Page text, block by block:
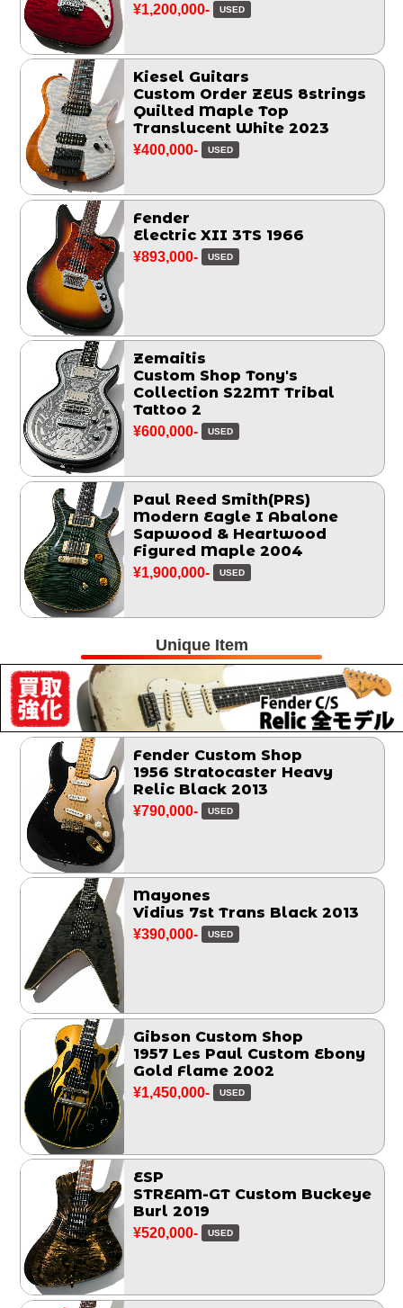
¥1,200,000- USED
Kiesel Guitars
Custom Order ZEUS 8strings
Quilted Maple Top
Translucent White 2023
¥400,000- USED
Fender
Electric XII 3TS 1966
¥893,000- USED
Zemaitis
Custom Shop Tony's
Collection S22MT Tribal
Tattoo 2
¥600,000- USED
Paul Reed Smith(PRS)
Modern Eagle I Abalone
Sapwood & Heartwood
Figured Maple 2004
¥1,900,000- USED
Unique Item
Fender Custom Shop
1956 Stratocaster Heavy
Relic Black 2013
¥790,000- USED
Mayones
Vidius 7st Trans Black 2013
¥390,000- USED
Gibson Custom Shop
1957 Les Paul Custom Ebony
Gold Flame 2002
¥1,450,000- USED
ESP
STREAM-GT Custom Buckeye
Burl 2019
¥520,000- USED